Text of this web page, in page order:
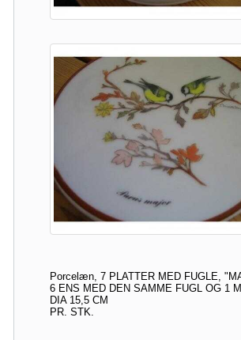
Porcelæn, 7 PLATTER MED FUGLE,
6 ENS MED DEN SAMME FUGL OG 1
DIA 15,5 CM
PR. STK.